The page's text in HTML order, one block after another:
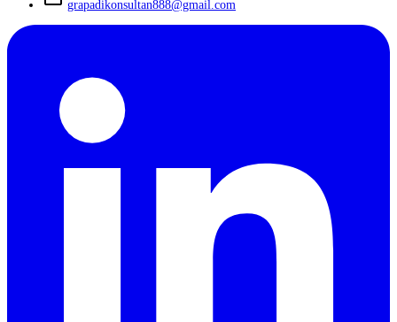
grapadikonsultan888@gmail.com